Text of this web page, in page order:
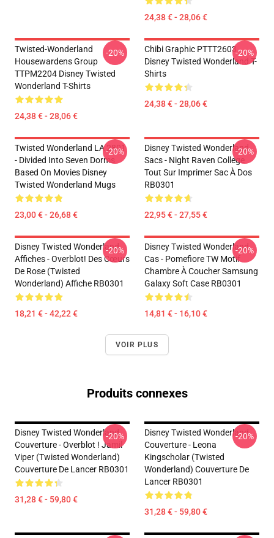
24,38 € - 28,06 €
Twisted-Wonderland
Housewardens Group
TTPM2204 Disney Twisted
Wonderland T-Shirts
24,38 € - 28,06 €
-20%
Chibi Graphic PTTT2603
Disney Twisted Wonderland T-
Shirts
24,38 € - 28,06 €
-20%
Twisted Wonderland LA 2801
- Divided Into Seven Dorms
Based On Movies Disney
Twisted Wonderland Mugs
23,00 € - 26,68 €
-20%
Disney Twisted Wonderland
Sacs - Night Raven College
Tout Sur Imprimer Sac À Dos
RB0301
22,95 € - 27,55 €
-20%
Disney Twisted Wonderland
Affiches - Overblot! Des Cœurs
De Rose (Twisted
Wonderland) Affiche RB0301
18,21 € - 42,22 €
-20%
Disney Twisted Wonderland
Cas - Pomefiore TW Motif
Chambre À Coucher Samsung
Galaxy Soft Case RB0301
14,81 € - 16,10 €
-20%
VOIR PLUS
Produits connexes
Disney Twisted Wonderland
Couverture - Overblot ! Jamil
Viper (Twisted Wonderland)
Couverture De Lancer RB0301
31,28 € - 59,80 €
-20%
Disney Twisted Wonderland
Couverture - Leona
Kingscholar (Twisted
Wonderland) Couverture De
Lancer RB0301
31,28 € - 59,80 €
-20%